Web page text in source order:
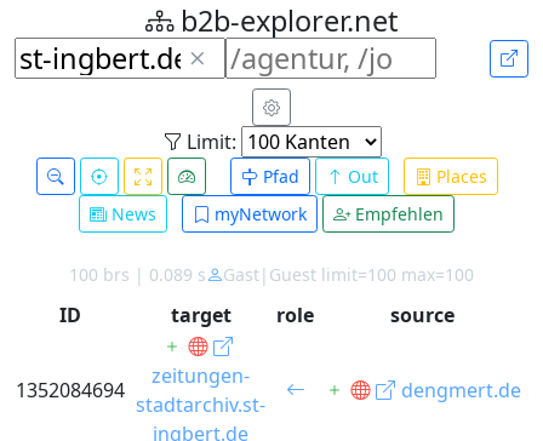
b2b-explorer.net
Limit:
Pfad Out
Places
News
myNetwork Empfehlen
100 brs | 0.089 s Gast|Guest limit=100 max=100
ID target role source
1352084694
zeitungen-
stadtarchiv.st-
ingbert.de
dengmert.de